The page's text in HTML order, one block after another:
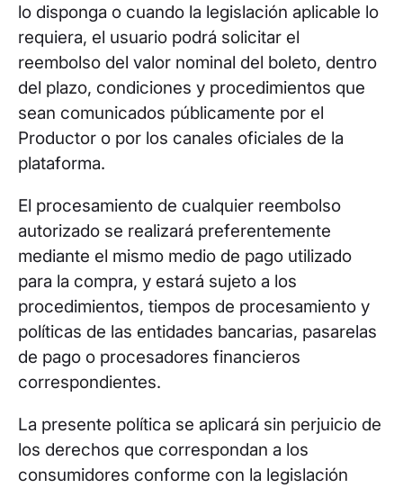
lo disponga o cuando la legislación aplicable lo
requiera, el usuario podrá solicitar el
reembolso del valor nominal del boleto, dentro
del plazo, condiciones y procedimientos que
sean comunicados públicamente por el
Productor o por los canales oficiales de la
plataforma.
El procesamiento de cualquier reembolso
autorizado se realizará preferentemente
mediante el mismo medio de pago utilizado
para la compra, y estará sujeto a los
procedimientos, tiempos de procesamiento y
políticas de las entidades bancarias, pasarelas
de pago o procesadores financieros
correspondientes.
La presente política se aplicará sin perjuicio de
los derechos que correspondan a los
consumidores conforme con la legislación